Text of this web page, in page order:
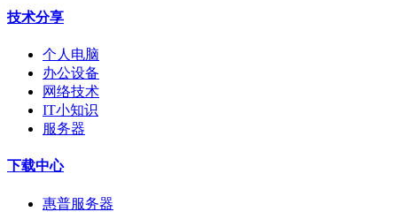
技术分享
个人电脑
办公设备
网络技术
IT小知识
服务器
下载中心
惠普服务器